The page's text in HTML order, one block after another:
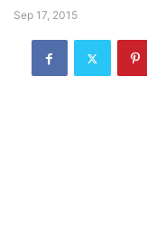
Sep 17, 2015